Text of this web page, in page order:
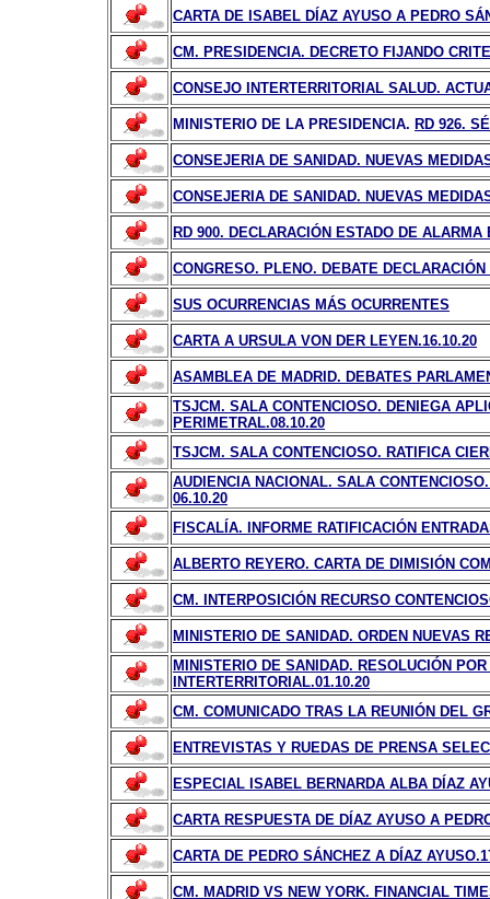
CARTA DE ISABEL DÍAZ AYUSO A PEDRO
CM. PRESIDENCIA. DECRETO FIJANDO
CONSEJO INTERTERRITORIAL SALUD.
MINISTERIO DE LA PRESIDENCIA. RD 926.
CONSEJERIA DE SANIDAD. NUEVAS
CONSEJERIA DE SANIDAD. NUEVAS
RD 900. DECLARACIÓN ESTADO DE
CONGRESO. PLENO. DEBATE
SUS OCURRENCIAS MÁS OCURRENTES
CARTA A URSULA VON DER LEYEN.16.10.20
ASAMBLEA DE MADRID. DEBATES
TSJCM. SALA CONTENCIOSO. DENIEGA
PERIMETRAL.08.10.20
TSJCM. SALA CONTENCIOSO. RATIFICA
AUDIENCIA NACIONAL. SALA
06.10.20
FISCALÍA. INFORME RATIFICACIÓN
ALBERTO REYERO. CARTA DE DIMISIÓN
CM. INTERPOSICIÓN RECURSO
MINISTERIO DE SANIDAD. ORDEN NUEVAS
MINISTERIO DE SANIDAD. RESOLUCIÓN
INTERTERRITORIAL.01.10.20
CM. COMUNICADO TRAS LA REUNIÓN DEL
ENTREVISTAS Y RUEDAS DE PRENSA
ESPECIAL ISABEL BERNARDA ALBA DÍAZ
CARTA RESPUESTA DE DÍAZ AYUSO A
CARTA DE PEDRO SÁNCHEZ A DÍAZ
CM. MADRID VS NEW YORK. FINANCIAL